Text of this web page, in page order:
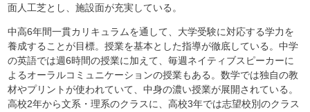
面人工芝とし、施設面が充実している。
中高6年間一貫カリキュラムを通して、大学受験に対応する学力を
養成することが目標。授業を基本とした指導が徹底している。中学
の英語では週6時間の授業に加えて、毎週ネイティブスピーカーに
よるオーラルコミュニケーションの授業もある。数学では独自の教
材やプリントが使われていて、中身の濃い授業が展開されている。
高校2年から文系・理系のクラスに、高校3年では志望校別のクラス